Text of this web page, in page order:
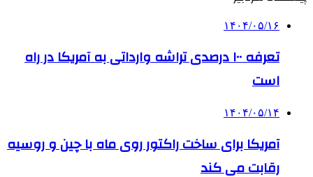
۱۴۰۴/۰۵/۱۶
تعرفه ۱۰۰ درصدی تراشه وارداتی به آمریکا در راه
است
۱۴۰۴/۰۵/۱۴
آمریکا برای ساخت راکتور روی ماه با چین و روسیه
رقابت می کند